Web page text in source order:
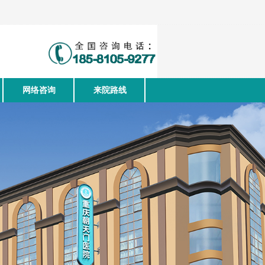
网络咨询 来院路线